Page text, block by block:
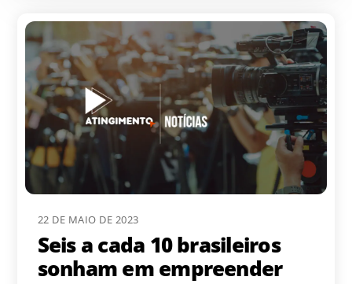
22 DE MAIO DE 2023
Seis a cada 10 brasileiros
sonham em empreender